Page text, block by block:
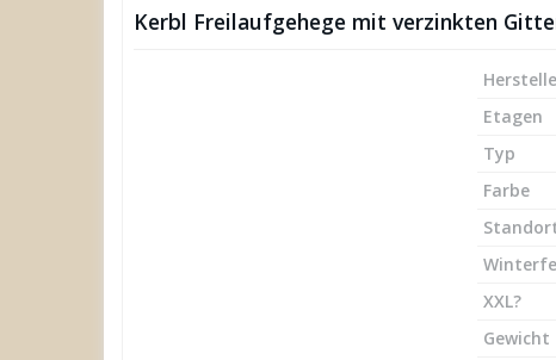
Kerbl Freilaufgehege mit verzinkten
Etagen
Typ
Farbe
XXL?
Gewicht